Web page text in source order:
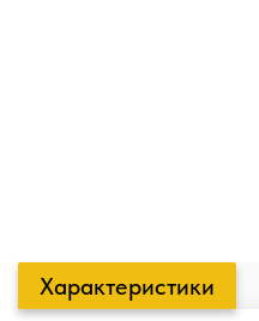
Характеристики